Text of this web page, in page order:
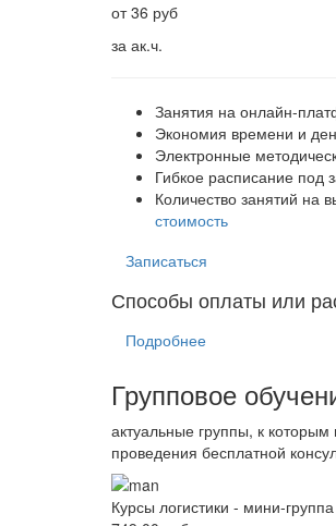
от 36 руб
за ак.ч.
Занятия на онлайн-
Экономия времени и
Электронные
Гибкое расписание под
Количество занятий на
стоимость
Записаться
Способы оплаты или
Подробнее
Групповое
актуальные группы, к
проведения бесплатной
Курсы логистики - мини-группа